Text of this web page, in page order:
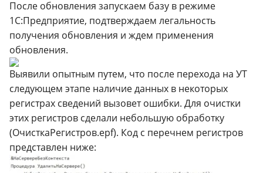
После обновления запускаем базу в режиме
1С:Предприятие, подтверждаем легальность
получения обновления и ждем применения
обновления.
Выявили опытным путем, что после перехода на УТ
следующем этапе наличие данных в некоторых
регистрах сведений вызовет ошибки. Для очистки
этих регистров сделали небольшую обработку
(ОчисткаРегистров.epf). Код с перечнем регистров
представлен ниже: